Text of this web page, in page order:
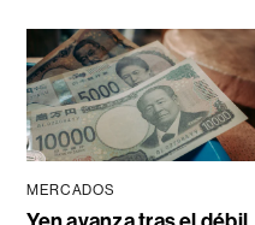
MERCADOS